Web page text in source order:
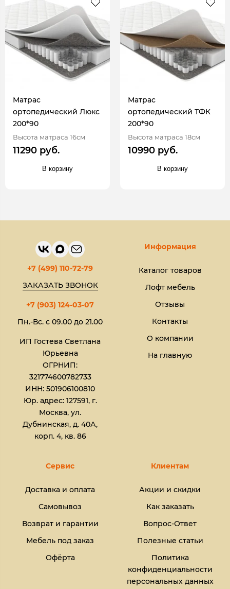
Матрас
ортопедический Люкс
200*90
Высота матраса 16см
11290 руб.
В корзину
Матрас
ортопедический ТФК
200*90
Высота матраса 18см
10990 руб.
В корзину
+7 (499) 110-72-79
ЗАКАЗАТЬ ЗВОНОК
+7 (903) 124-03-07
Пн.-Вс. с 09.00 до 21.00
ИП Гостева Светлана
Юрьевна​
ОГРНИП:
321774600782733
ИНН: 501906100810
Юр. адрес: 127591, г.
Москва, ул.
Дубнинская, д. 40А,
корп. 4, кв. 86
Информация
Каталог товаров
Лофт мебель
Отзывы
Контакты
О компании
На главную
Сервис
Доставка и оплата
Самовывоз
Возврат и гарантии
Мебель под заказ
Офёрта
Клиентам
Акции и скидки
Как заказать
Вопрос-Ответ
Полезные статьи
Политика
конфиденциальности
персональных данных